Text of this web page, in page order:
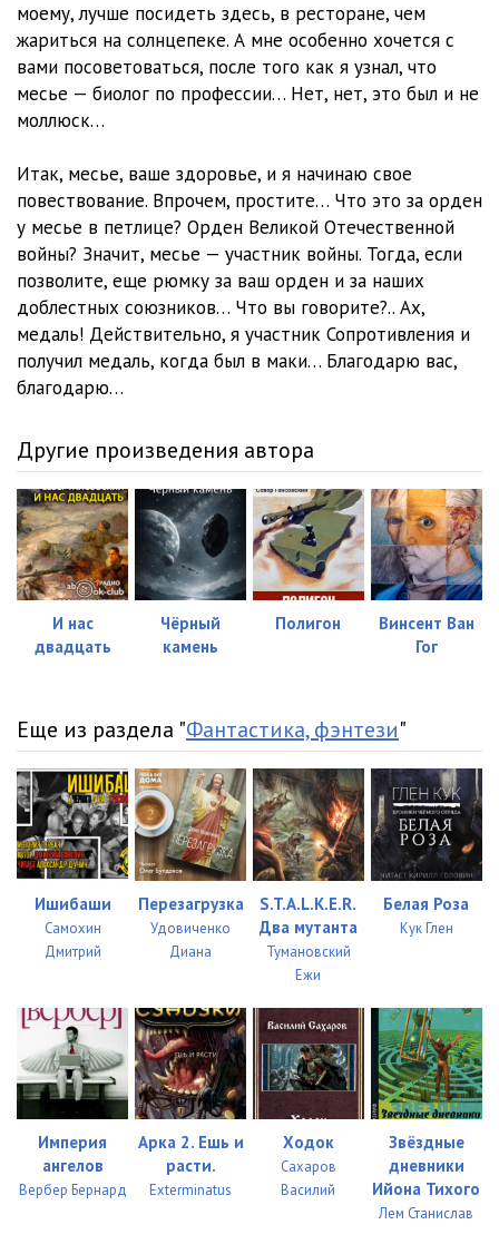
моему, лучше посидеть здесь, в ресторане, чем
жариться на солнцепеке. А мне особенно хочется с
вами посоветоваться, после того как я узнал, что
месье — биолог по профессии… Нет, нет, это был и не
моллюск…
Итак, месье, ваше здоровье, и я начинаю свое
повествование. Впрочем, простите… Что это за орден
у месье в петлице? Орден Великой Отечественной
войны? Значит, месье — участник войны. Тогда, если
позволите, еще рюмку за ваш орден и за наших
доблестных союзников… Что вы говорите?.. Ах,
медаль! Действительно, я участник Сопротивления и
получил медаль, когда был в маки… Благодарю вас,
благодарю…
Другие произведения автора
И нас
двадцать
Чёрный
камень
Полигон
Винсент Ван
Гог
Еще из раздела "Фантастика, фэнтези"
Ишибаши
Самохин
Дмитрий
Перезагрузка
Удовиченко
Диана
S.T.A.L.K.E.R.
Два мутанта
Тумановский
Ежи
Белая Роза
Кук Глен
Империя
ангелов
Вербер Бернард
Арка 2. Ешь и
расти.
Exterminatus
Ходок
Сахаров
Василий
Звёздные
дневники
Ийона Тихого
Лем Станислав